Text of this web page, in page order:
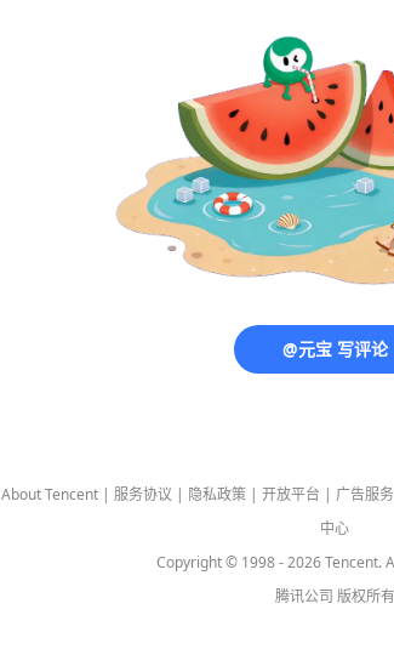
@元宝 写评论
About Tencent | 服务协议 | 隐私政策 | 开放平台 | 广告服务
中心
Copyright © 1998 -2026Tencent.
腾讯公司 版权所有